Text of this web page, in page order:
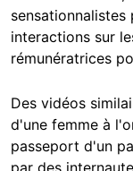
interactions sur
rémunératrices
Des vidéos
d'une femme à
passeport d'un
par des